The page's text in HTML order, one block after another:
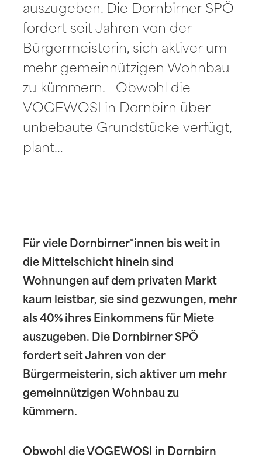
auszugeben. Die Dornbirner SPÖ
fordert seit Jahren von der
Bürgermeisterin, sich aktiver um
mehr gemeinnützigen Wohnbau
zu kümmern. Obwohl die
VOGEWOSI in Dornbirn über
unbebaute Grundstücke verfügt,
plant…
Für viele Dornbirner*innen bis weit in
die Mittelschicht hinein sind
Wohnungen auf dem privaten Markt
kaum leistbar, sie sind gezwungen, mehr
als 40% ihres Einkommens für Miete
auszugeben. Die Dornbirner SPÖ
fordert seit Jahren von der
Bürgermeisterin, sich aktiver um mehr
gemeinnützigen Wohnbau zu
kümmern.
Obwohl die VOGEWOSI in Dornbirn